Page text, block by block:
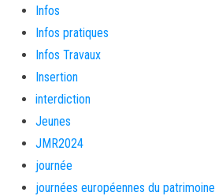
Infos
Infos pratiques
Infos Travaux
Insertion
interdiction
Jeunes
JMR2024
journée
journées européennes du patrimoine